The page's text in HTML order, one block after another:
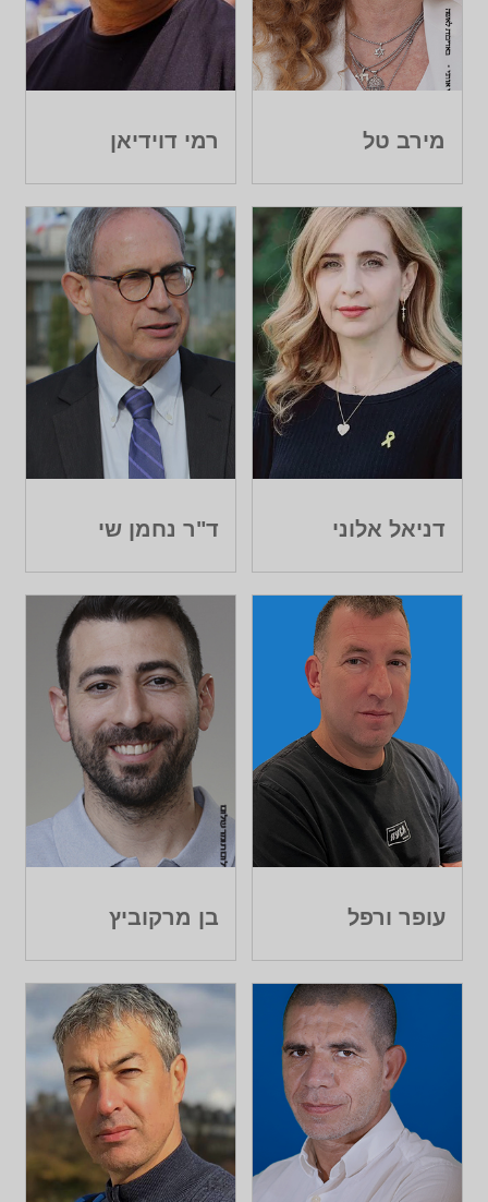
מירב טל רמי דוידיאן
דניאל אלוני ד"ר נחמן שי
עופר ורפל בן מרקוביץ